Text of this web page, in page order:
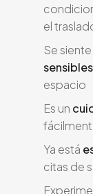
el
Se
sensibles
espacio
Es un
Ya está
citas de